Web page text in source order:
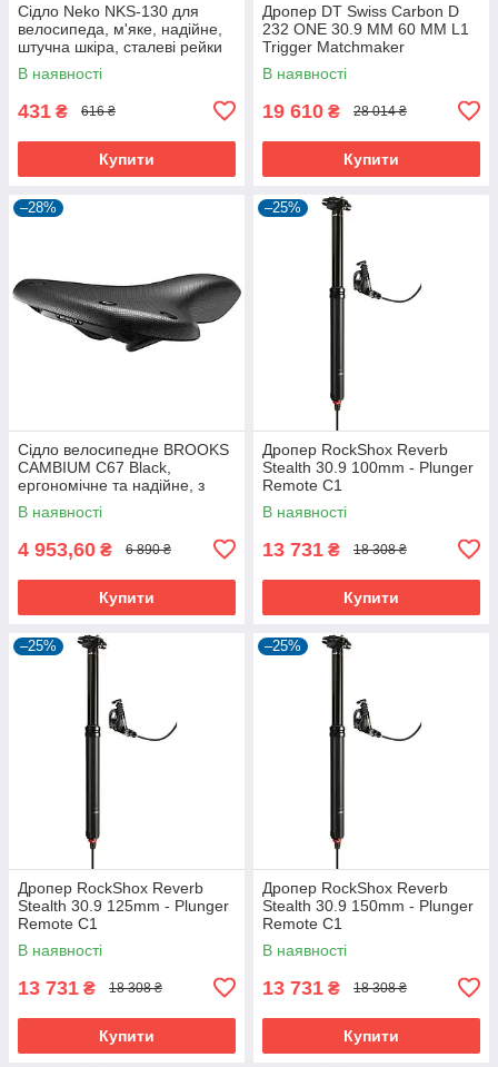
Сідло Neko NKS-130 для
велосипеда, м'яке, надійне,
штучна шкіра, сталеві рейки
В наявності
431 ₴ 616 ₴
Купити
Дропер DT Swiss Carbon D
232 ONE 30.9 MM 60 MM L1
Trigger Matchmaker
В наявності
19 610 ₴ 28 014 ₴
Купити
–28%
Сідло велосипедне BROOKS
CAMBIUM C67 Black,
ергономічне та надійне, з
посиленими пружинами.
В наявності
4 953,60 ₴ 6 890 ₴
Купити
–25%
Дропер RockShox Reverb
Stealth 30.9 100mm - Plunger
Remote C1
В наявності
13 731 ₴ 18 308 ₴
Купити
–25%
Дропер RockShox Reverb
Stealth 30.9 125mm - Plunger
Remote C1
В наявності
13 731 ₴ 18 308 ₴
Купити
–25%
Дропер RockShox Reverb
Stealth 30.9 150mm - Plunger
Remote C1
В наявності
13 731 ₴ 18 308 ₴
Купити